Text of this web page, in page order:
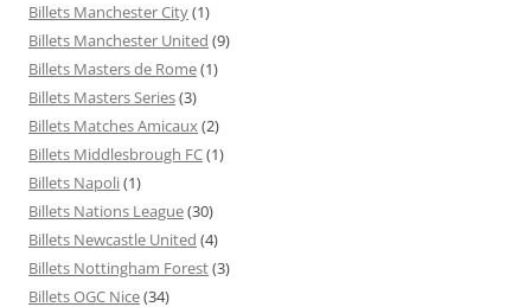
Billets Manchester City(1)
Billets Manchester United (9)
Billets Masters de Rome(1)
Billets Masters Series(3)
Billets Matches Amicaux(2)
Billets Middlesbrough FC(1)
Billets Napoli(1)
Billets Nations League(30)
Billets Newcastle United (4)
Billets Nottingham Forest(3)
Billets OGC Nice(34)